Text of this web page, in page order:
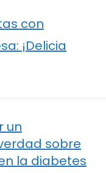
con
¡Delicia
un
sobre
la diabetes